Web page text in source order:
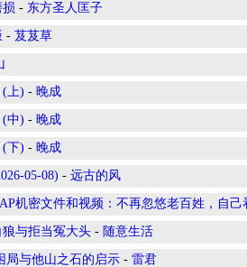
损 - 东方圣人匡子
- 芨芨草
(上) - 晚成
(中) - 晚成
(下) - 晚成
05-08) - 远古的风
机密文件和视频：不再忽悠老百姓，自己
与拒当冤大头 - 随意生活
与他山之石的启示 - 雷君